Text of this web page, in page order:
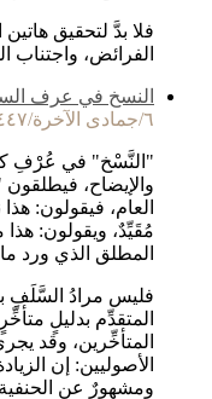
فلا بدَّ لتحقيق
الفرائض، واجتناب
النسخ في عرف
٦/جمادى الآخرة/١٤٤٧ الموافق ٢٧/نوفمبر/٢٠٢٥
"النَّسْخ" في عُرْفِ
والإيضاح،
العام، فيقولون:
مُقَيِّدٌ، ويقولون:
المطلق الذي ورد
فليس مرادُ السَّلَفِ
المتقدِّم بدليلٍ
المتأخِّرين، وقد
الأصوليين: إن
ومشهورٌ عن